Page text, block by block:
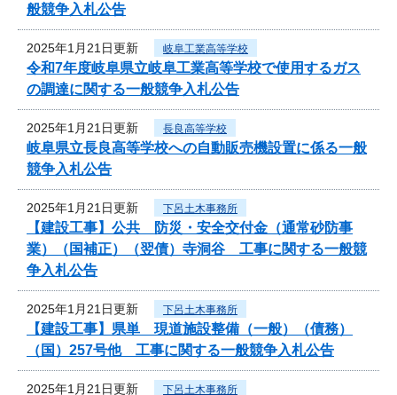
般競争入札公告
2025年1月21日更新 岐阜工業高等学校
令和7年度岐阜県立岐阜工業高等学校で使用するガス
の調達に関する一般競争入札公告
2025年1月21日更新 長良高等学校
岐阜県立長良高等学校への自動販売機設置に係る一般
競争入札公告
2025年1月21日更新 下呂土木事務所
【建設工事】公共 防災・安全交付金（通常砂防事
業）（国補正）（翌債）寺洞谷 工事に関する一般競
争入札公告
2025年1月21日更新 下呂土木事務所
【建設工事】県単 現道施設整備（一般）（債務）
（国）257号他 工事に関する一般競争入札公告
2025年1月21日更新 下呂土木事務所